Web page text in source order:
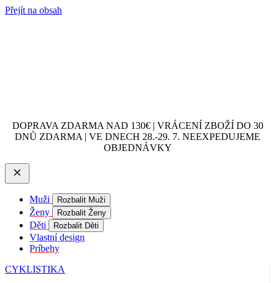
Přejít na obsah
DOPRAVA ZDARMA NAD 130€ | VRÁCENÍ ZBOŽÍ DO 30
DNŮ ZDARMA | VE DNECH 28.-29. 7. NEEXPEDUJEME
OBJEDNÁVKY
Muži Rozbalit Muži
Ženy Rozbalit Ženy
Děti Rozbalit Děti
Vlastní design
Príbehy
CYKLISTIKA